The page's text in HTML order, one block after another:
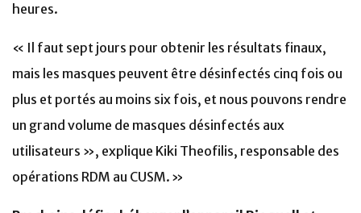
heures.
« Il faut sept jours pour obtenir les résultats finaux,
mais les masques peuvent être désinfectés cinq fois ou
plus et portés au moins six fois, et nous pouvons rendre
un grand volume de masques désinfectés aux
utilisateurs », explique Kiki Theofilis, responsable des
opérations RDM au CUSM. »